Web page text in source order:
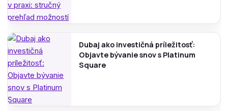
Dubaj ako investičná príležitosť:
Objavte bývanie snov s Platinum
Square